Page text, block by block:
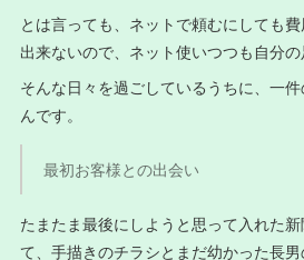
とは言っても、ネットで頼むにしても
出来ないので、ネット使いつつも自分の
そんな日々を過ごしているうちに、一
んです。
最初お客様との出会い
たまたま最後にしようと思って入れた
て、手描きのチラシとまだ幼かった長